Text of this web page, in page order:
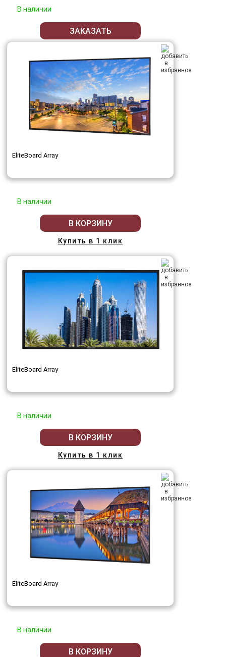
В наличии
ЗАКАЗАТЬ
EliteBoard Array
В наличии
В КОРЗИНУ
Купить в 1 клик
EliteBoard Array
В наличии
В КОРЗИНУ
Купить в 1 клик
EliteBoard Array
В наличии
В КОРЗИНУ